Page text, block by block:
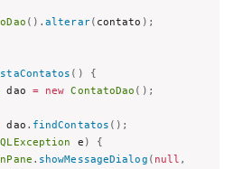
( ) .alterar( contato ) ;
( )
{
dao = new ContatoDao ( ) ;
dao . findContatos ( ) ;
e )
{
. showMessageDialog ( null ,